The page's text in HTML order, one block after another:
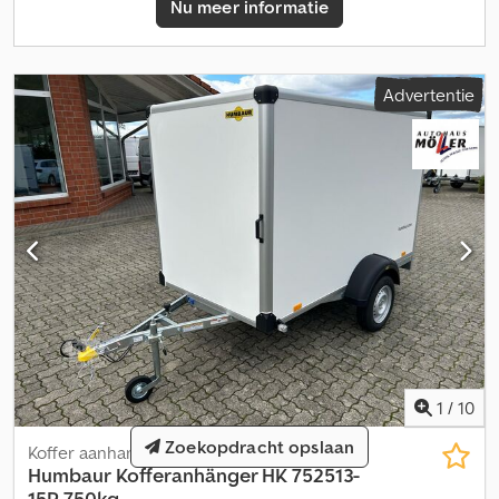
Uitrusting Buitenkant wit Afsluitbare achterdeur incl.
deurvastzetter Handgreep Regengoot Vastzetogen flexibel
Binnenverlichting Chassis verzinkt Frame geschroefd en verzinkt
V-dissel AL-KO of Knott as en remsysteem Optionele accessoires
(tegen meerprijs) 100 km/h certificaat incl. montage 2x
schokdempers Uitzetraam Dakventilator Dubbele achterdeuren
Achterklep / oprit Achtersteunpoten Ventilatieschuif Reservewiel
incl. houder Sjorrail Stootstrip 15 cm of 30 cm Gleufankerrrail
Zijdeur Verkoopterras aan de zijkant Aanhangwag slot
Automatisch neuswiel incl. montage Spanband Levering van het
voertuig door heel Duitsland Registratie door heel Duitsland
Exportkenteken (5 dagen geldig) Opmerking Gewichtsangaven
kunnen, afhankelijk van de uitrusting, afwijken. Fouten,
tussentijdse verkoop en wijzigingen voorbehouden! Staat,
rijgeschiktheid: rijklaar, garantie: fabrieksgarantie van de fabrikant
Crodpeuchkxjfx Aansf
Nu meer informatie
Advertentie
1 / 10
Koffer aanhanger
Humbaur Kofferanhänger HK 752513-
Zoekopdracht opslaan